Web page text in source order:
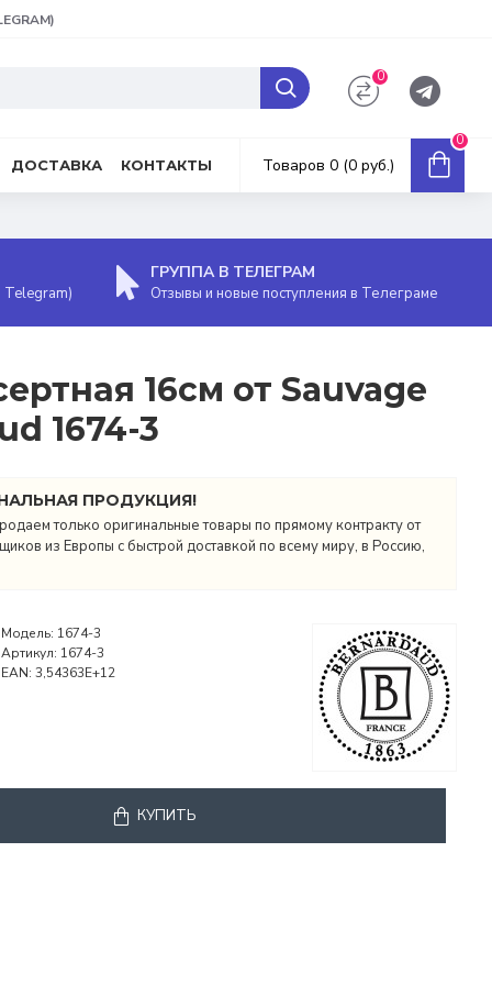
0
ДОСТАВКА КОНТАКТЫ Товаров 0 (0 руб.)
0
ГРУППА В ТЕЛЕГРАМ
Отзывы и новые поступления в Телеграме
16см от Sauvage
1674-3
ПРОДУКЦИЯ!
только оригинальные товары по прямому контракту от
из Европы с быстрой доставкой по всему миру, в Россию,
Модель: 1674-3
Артикул: 1674-3
EAN: 3,54363E+12
КУПИТЬ